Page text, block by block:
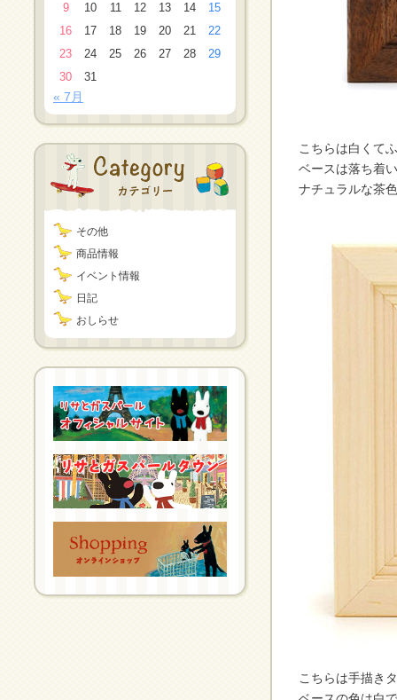
9
10 11 12 13 14
15
16
17 18 19 20 21
22
23
24 25 26 27 28
29
30
31
« 7月
その他
商品情報
イベント情報
日記
おしらせ
こちらは白くて
ベースは落ち着
ナチュラルな茶
こちらは手描き